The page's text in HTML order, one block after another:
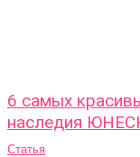
6 самых
наследия
Статья